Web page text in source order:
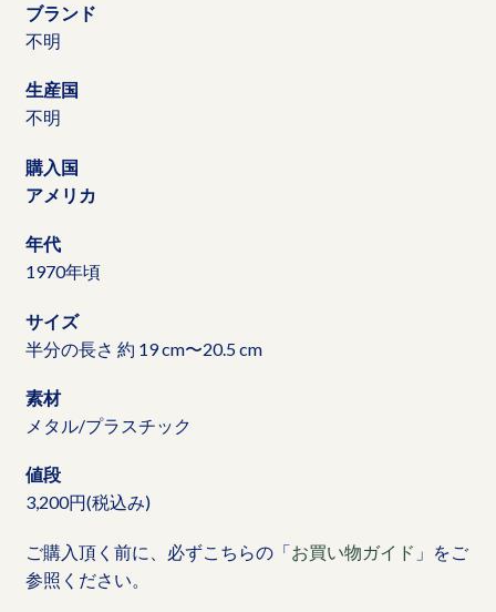
ブランド
不明
生産国
不明
購入国
アメリカ
年代
1970年頃
サイズ
半分の長さ 約 19 cm〜20.5 cm
素材
メタル/プラスチック
値段
3,200円(税込み)
ご購入頂く前に、必ずこちらの「お買い物ガイド 」をご
参照ください。